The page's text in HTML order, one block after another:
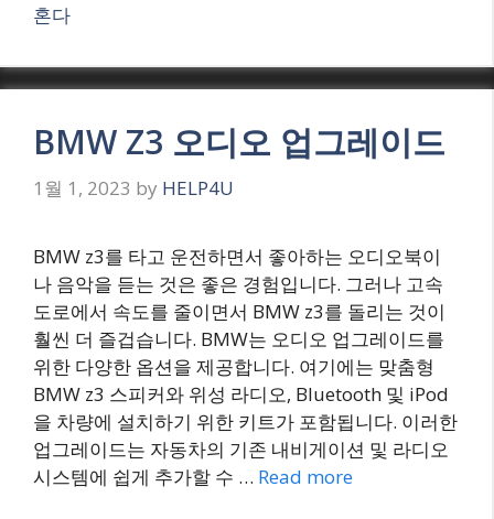
혼다
BMW Z3 오디오 업그레이드
1월 1, 2023 by HELP4U
BMW z3를 타고 운전하면서 좋아하는 오디오북이
나 음악을 듣는 것은 좋은 경험입니다. 그러나 고속
도로에서 속도를 줄이면서 BMW z3를 돌리는 것이
훨씬 더 즐겁습니다. BMW는 오디오 업그레이드를
위한 다양한 옵션을 제공합니다. 여기에는 맞춤형
BMW z3 스피커와 위성 라디오, Bluetooth 및 iPod
을 차량에 설치하기 위한 키트가 포함됩니다. 이러한
업그레이드는 자동차의 기존 내비게이션 및 라디오
시스템에 쉽게 추가할 수 … Read more